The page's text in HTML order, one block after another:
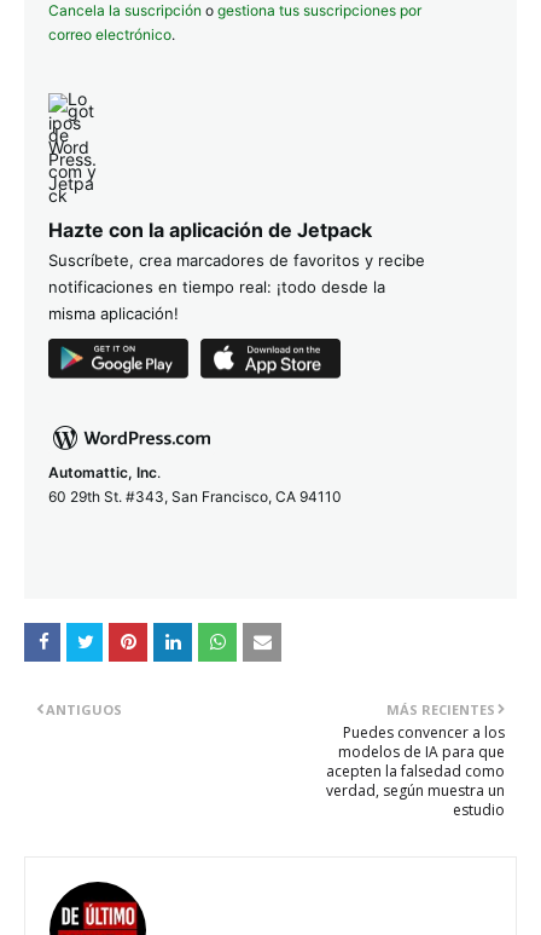
Cancela la suscripción o gestiona tus suscripciones por
correo electrónico.
Hazte con la aplicación de Jetpack
Suscríbete, crea marcadores de favoritos y recibe
notificaciones en tiempo real: ¡todo desde la
misma aplicación!
Automattic, Inc.
60 29th St. #343, San Francisco, CA 94110
MÁS RECIENTES
Puedes convencer a los
modelos de IA para que
acepten la falsedad como
verdad, según muestra un
estudio
ANTIGUOS